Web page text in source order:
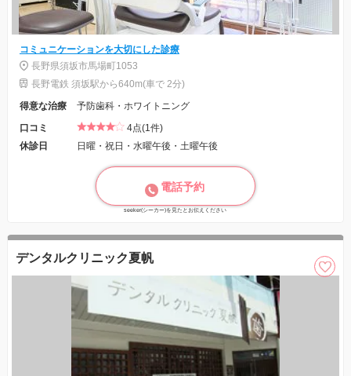
コミュニケーションを大切にした診療
長野県須坂市馬場町1053
長野電鉄 須坂駅から640m(車で 2分)
得意な治療
予防歯科・ホワイトニング
口コミ
4点(1件)
休診日
日曜・祝日・水曜午後・土曜午後
電話予約
seeker(シーカー)を見たとお伝えください
デンタルクリニック夏帆